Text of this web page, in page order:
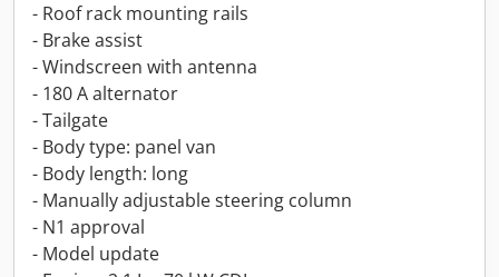
- Roof rack mounting rails
- Brake assist
- Windscreen with antenna
- 180 A alternator
- Tailgate
- Body type: panel van
- Body length: long
- Manually adjustable steering column
- N1 approval
- Model update